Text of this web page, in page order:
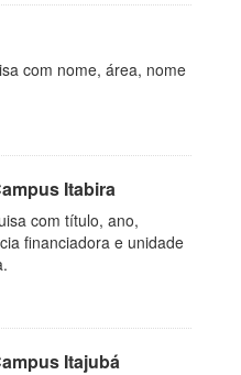
com nome, área, nome
Itabira
com título, ano,
financiadora e unidade
Itajubá